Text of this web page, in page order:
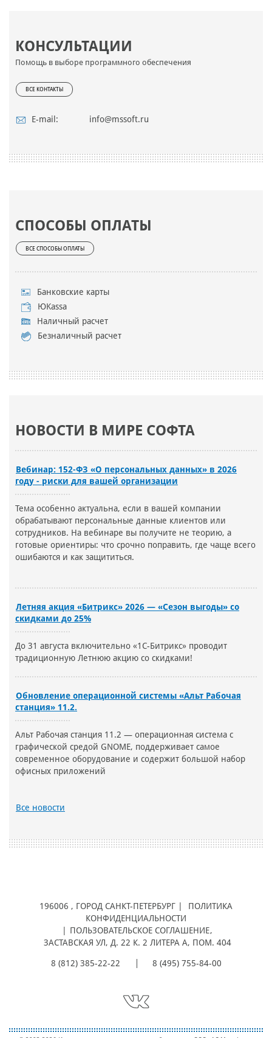
КОНСУЛЬТАЦИИ
Помощь в выборе программного обеспечения
ВСЕ КОНТАКТЫ
E-mail: info@mssoft.ru
СПОСОБЫ ОПЛАТЫ
ВСЕ СПОСОБЫ ОПЛАТЫ
Банковские карты
ЮKassa
Наличный расчет
Безналичный расчет
НОВОСТИ В МИРЕ СОФТА
Вебинар: 152-ФЗ «О персональных данных» в 2026
году - риски для вашей организации
Тема особенно актуальна, если в вашей компании
обрабатывают персональные данные клиентов или
сотрудников. На вебинаре вы получите не теорию, а
готовые ориентиры: что срочно поправить, где чаще всего
ошибаются и как защититься.
Летняя акция «Битрикс» 2026 — «Сезон выгоды» со
скидками до 25%
До 31 августа включительно «1С-Битрикс» проводит
традиционную Летнюю акцию со скидками!
Обновление операционной системы «Альт Рабочая
станция» 11.2.
Альт Рабочая станция 11.2 — операционная система с
графической средой GNOME, поддерживает самое
современное оборудование и содержит большой набор
офисных приложений
Все новости
196006 , ГОРОД САНКТ-ПЕТЕРБУРГ |
ПОЛИТИКА
КОНФИДЕНЦИАЛЬНОСТИ
ПОЛЬЗОВАТЕЛЬСКОЕ СОГЛАШЕНИЕ,
ЗАСТАВСКАЯ УЛ, Д. 22 К. 2 ЛИТЕРА А, ПОМ. 404
8 (812) 385-22-22 8 (495) 755-84-00